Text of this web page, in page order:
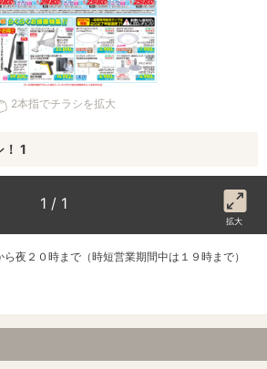
2本指でチラシを拡大
1
1 / 1
拡大
夜２０時まで（時短営業期間中は１９時まで）